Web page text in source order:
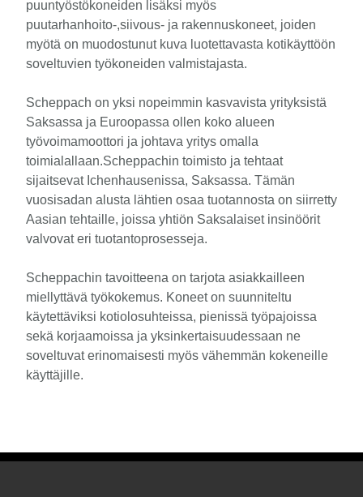
puuntyöstökoneiden lisäksi myös
puutarhanhoito-,siivous- ja rakennuskoneet, joiden
myötä on muodostunut kuva luotettavasta kotikäyttöön
soveltuvien työkoneiden valmistajasta.
Scheppach on yksi nopeimmin kasvavista yrityksistä
Saksassa ja Euroopassa ollen koko alueen
työvoimamoottori ja johtava yritys omalla
toimialallaan.Scheppachin toimisto ja tehtaat
sijaitsevat Ichenhausenissa, Saksassa. Tämän
vuosisadan alusta lähtien osaa tuotannosta on siirretty
Aasian tehtaille, joissa yhtiön Saksalaiset insinöörit
valvovat eri tuotantoprosesseja.
Scheppachin tavoitteena on tarjota asiakkailleen
miellyttävä työkokemus. Koneet on suunniteltu
käytettäviksi kotiolosuhteissa, pienissä työpajoissa
sekä korjaamoissa ja yksinkertaisuudessaan ne
soveltuvat erinomaisesti myös vähemmän kokeneille
käyttäjille.